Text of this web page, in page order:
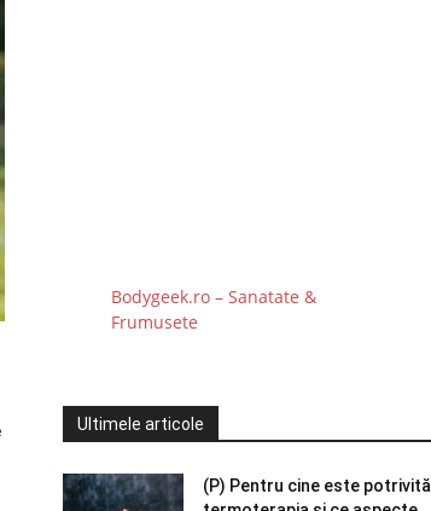
Bodygeek.ro – Sanatate &
Frumusete
Ultimele articole
(P) Pentru cine este potrivită